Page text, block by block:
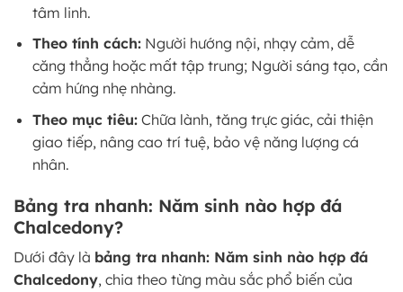
tâm linh.
Theo tính cách:Người hướng nội, nhạy cảm, dễ
căng thẳng hoặc mất tập trung; Người sáng tạo, cần
cảm hứng nhẹ nhàng.
Theo mục tiêu:Chữa lành, tăng trực giác, cải thiện
giao tiếp, nâng cao trí tuệ, bảo vệ năng lượng cá
nhân.
Bảng tra nhanh: Năm sinh nào hợp đá
Chalcedony?
Dưới đây là bảng tra nhanh: Năm sinh nào hợp đá
Chalcedony, chia theo từng màu sắc phổ biến của